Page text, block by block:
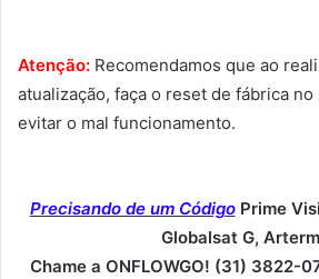
Atenção: Recomendamos que ao
atualização, faça o reset de fábrica
evitar o mal funcionamento.
Precisando de um Código Prime
Globalsat G,
Chame a ONFLOWGO! (31) 3822-